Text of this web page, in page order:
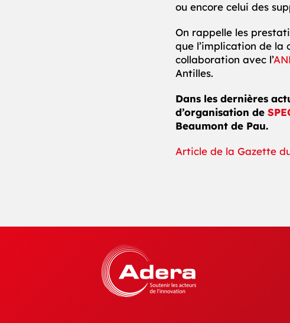
ou encore celui des
On rappelle les
que l’implication de la
collaboration avec l’
Antilles.
Dans les dernières
d’organisation de
Beaumont de Pau.
Article de la Gazette